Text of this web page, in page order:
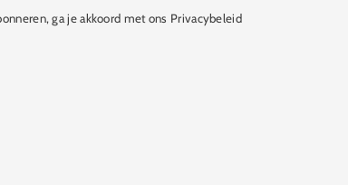
ga je akkoord met ons Privacybeleid